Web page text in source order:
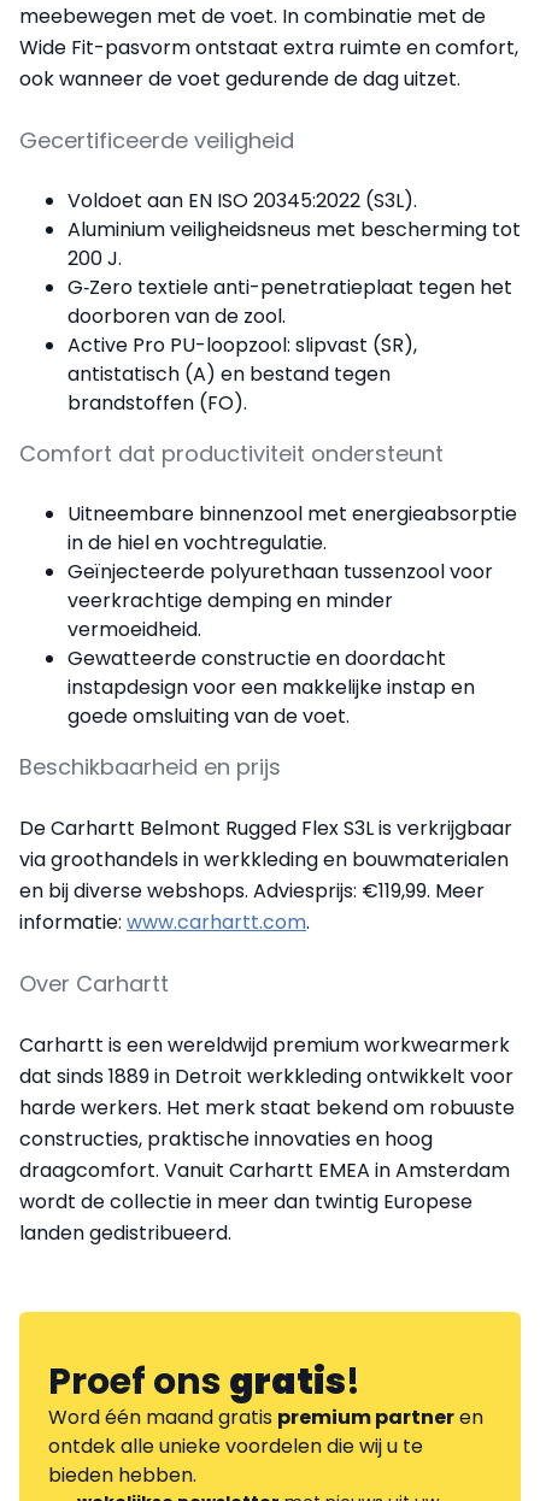
meebewegen met de voet. In combinatie met de
Wide Fit-pasvorm ontstaat extra ruimte en comfort,
ook wanneer de voet gedurende de dag uitzet.
Gecertificeerde veiligheid
Voldoet aan EN ISO 20345:2022 (S3L).
Aluminium veiligheidsneus met bescherming tot
200 J.
G‑Zero textiele anti-penetratieplaat tegen het
doorboren van de zool.
Active Pro PU-loopzool: slipvast (SR),
antistatisch (A) en bestand tegen
brandstoffen (FO).
Comfort dat productiviteit ondersteunt
Uitneembare binnenzool met energieabsorptie
in de hiel en vochtregulatie.
Geïnjecteerde polyurethaan tussenzool voor
veerkrachtige demping en minder
vermoeidheid.
Gewatteerde constructie en doordacht
instapdesign voor een makkelijke instap en
goede omsluiting van de voet.
Beschikbaarheid en prijs
De Carhartt Belmont Rugged Flex S3L is verkrijgbaar
via groothandels in werkkleding en bouwmaterialen
en bij diverse webshops. Adviesprijs: €119,99. Meer
informatie: www.carhartt.com.
Over Carhartt
Carhartt is een wereldwijd premium workwearmerk
dat sinds 1889 in Detroit werkkleding ontwikkelt voor
harde werkers. Het merk staat bekend om robuuste
constructies, praktische innovaties en hoog
draagcomfort. Vanuit Carhartt EMEA in Amsterdam
wordt de collectie in meer dan twintig Europese
landen gedistribueerd.
Proef onsgratis!
Word één maand gratis premium partneren
ontdek alle unieke voordelen die wij u te
bieden hebben.